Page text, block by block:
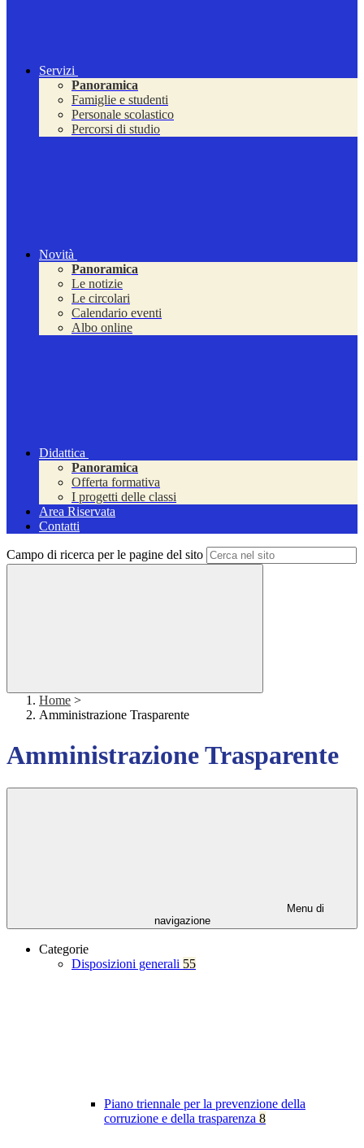
Servizi
Panoramica
Famiglie e studenti
Personale scolastico
Percorsi di studio
Novità
Panoramica
Le notizie
Le circolari
Calendario eventi
Albo online
Didattica
Panoramica
Offerta formativa
I progetti delle classi
Area Riservata
Contatti
Campo di ricerca per le pagine del sito
Home >
Amministrazione Trasparente
Amministrazione Trasparente
Menu di
navigazione
Categorie
Disposizioni generali 55
Piano triennale per la prevenzione della
corruzione e della trasparenza 8